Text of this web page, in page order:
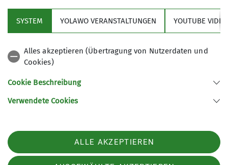
Höhepunkte waren der köstliche Lammeintopf,
der über dem offenen Feuer gefinished wurde, die
Schrottwichtel-Performance und das breite
Repertoire an Weihnachtsliedern zu späterer
Und das größte Glück für alle Erfurt-Alpinisten:
die Schneeschuhtour auf der "Waldschule-
Sonntagsregen ganz leise verabschiedete.
SYSTEM YOLAWO VERANSTALTUNGEN YOUTUBE
Alles akzeptieren (Übertragung von Nutzerdaten und
Cookies)
Cookie Beschreibung
Verwendete Cookies
ALLE AKZEPTIEREN